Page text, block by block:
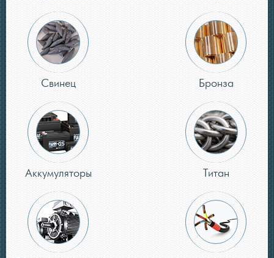
Свинец Бронза
Аккумуляторы Титан